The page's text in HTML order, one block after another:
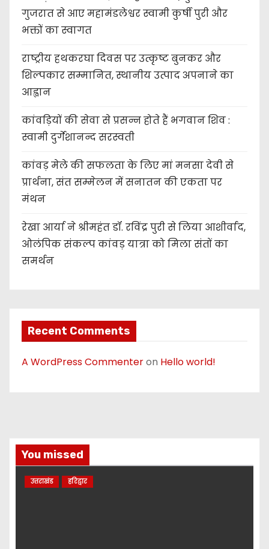
गुजरात से आए महामंडलेश्वर स्वामी कुर्षी पुरी और
भक्तों का स्वागत
राष्ट्रीय हथकरघा दिवस पर उत्कृष्ट बुनकर और
शिल्पकार सम्मानित, स्थानीय उत्पाद अपनाने का
आह्वान
कांवड़ियों की सेवा से प्रसन्न होते हैं भगवान शिव :
स्वामी दुर्गेशानन्द सरस्वती
कांवड़ मेले की सफलता के लिए मां मनसा देवी से
प्रार्थना, संत सम्मेलन में सनातन की एकता पर
मंथन
रेखा आर्या ने श्रीमहंत डॉ. रविंद्र पुरी से लिया आशीर्वाद,
ओलंपिक संकल्प कांवड़ यात्रा को मिला संतों का
समर्थन
Recent Comments
A WordPress Commenteron Hello world!
You missed
उत्तराखंड हरिद्वार